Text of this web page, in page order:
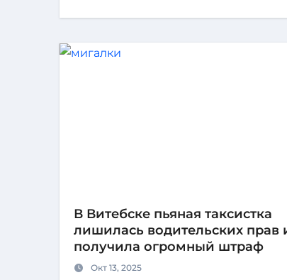
В Витебске пьяная таксистка
лишилась водительских прав
получила огромный штраф
Окт 13, 2025